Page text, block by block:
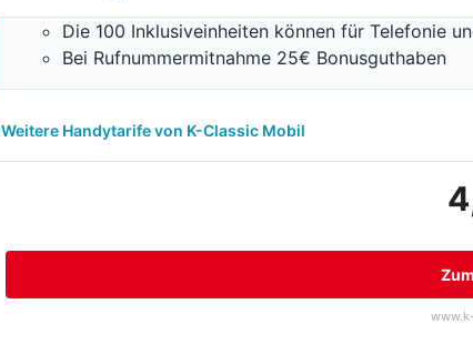
Die 100 Inklusiveinheiten können für Telefonie
Bei Rufnummermitnahme 25€ Bonusguthaben
Weitere Handytarife von K-Classic Mobil